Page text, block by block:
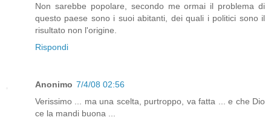
Non sarebbe popolare, secondo me ormai il problema di
questo paese sono i suoi abitanti, dei quali i politici sono il
risultato non l'origine.
Rispondi
Anonimo 7/4/08 02:56
Verissimo ... ma una scelta, purtroppo, va fatta ... e che Dio
ce la mandi buona ...